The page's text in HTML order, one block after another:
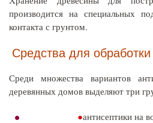
производится на специальных
контакта с грунтом.
Средства для
Среди множества вариантов
деревянных домов выделяют три
антисептики на